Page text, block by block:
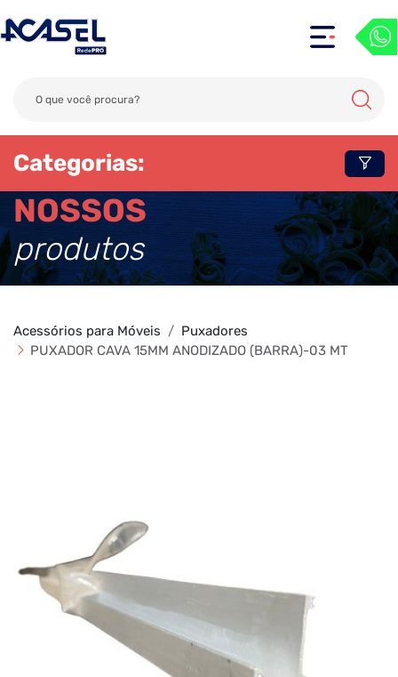
Categorias:
NOSSOS
produtos
Acessórios para Móveis
Puxadores
PUXADOR CAVA 15MM ANODIZADO (BARRA)-03 MT